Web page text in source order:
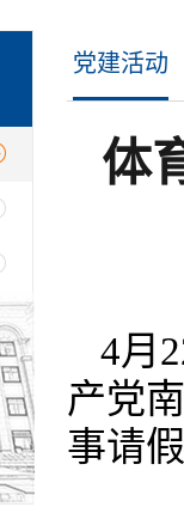
党建活动
体
4月
产党
事请